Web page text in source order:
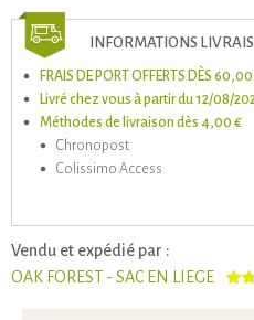
INFORMATIONS
FRAIS DE PORT OFFERTS DÈS
Livré chez vous à partir du 12/08/
Méthodes de livraison dès 4,00 €
Chronopost
Colissimo Access
Vendu et expédié par :
OAK FOREST - SAC EN LIEGE